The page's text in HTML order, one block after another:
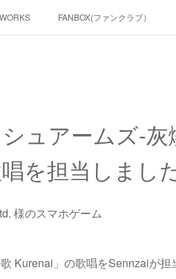
WORKS FANBOX(ファンクラブ）
ュアームズ‐
を担当しまし
様のスマホゲーム
Kurenai」の歌唱をSennzaiが担